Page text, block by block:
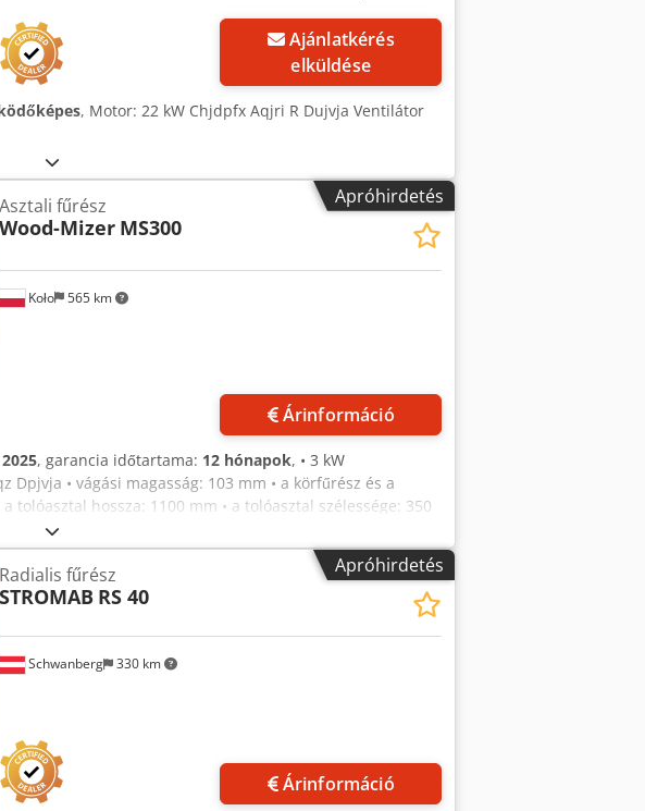
Ajánlatkérés
elküldése
, Motor: 22 kW Chjdpfx Aqjri R Dujvja Ventilátor
Apróhirdetés
Koło 565 km
Asztali fűrész
Wood-Mizer MS300
Árinformáció
2025, garancia időtartama: 12 hónapok, • 3 kW
• vágási magasság: 103 mm • a körfűrész és a
tolóasztal hossza: 1100 mm • a tolóasztal szélessége: 350
teljes szélessége: 950 mm
Apróhirdetés
Schwanberg 330 km
Radialis fűrész
STROMAB RS 40
Árinformáció